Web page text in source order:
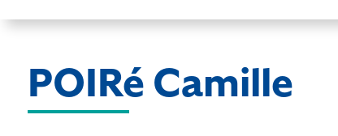
POIRé Camille